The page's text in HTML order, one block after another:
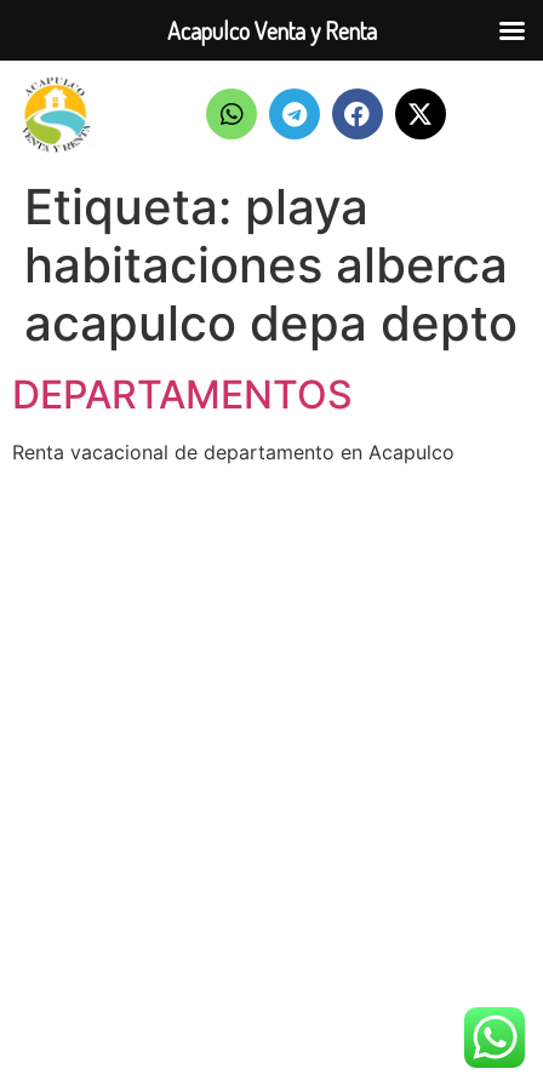
Etiqueta: playa
habitaciones alberca
acapulco depa depto
DEPARTAMENTOS
Renta vacacional de departamento en Acapulco
Acapulco Venta y Renta